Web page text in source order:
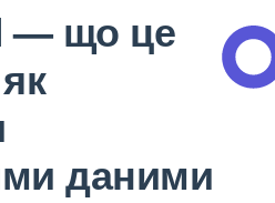
— що це
даними